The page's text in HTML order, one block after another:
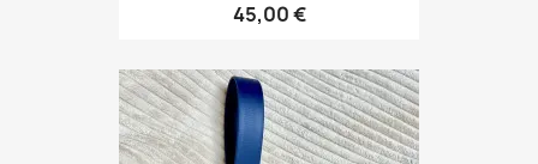
45,00 €